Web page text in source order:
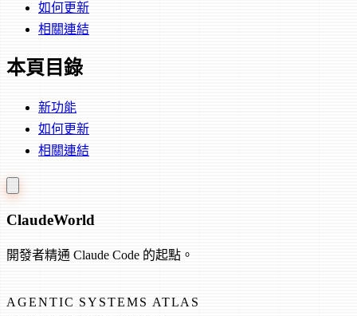
如何更新
相關連結
本頁目錄
新功能
如何更新
相關連結
ClaudeWorld
開發者精通 Claude Code 的起點。
AGENTIC SYSTEMS ATLAS